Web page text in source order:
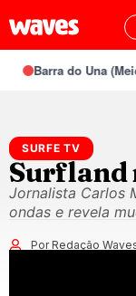
Barra do Una (Meio)
SURFE TV
Surfland
Jornalista Carlos
ondas e revela
Por Redação